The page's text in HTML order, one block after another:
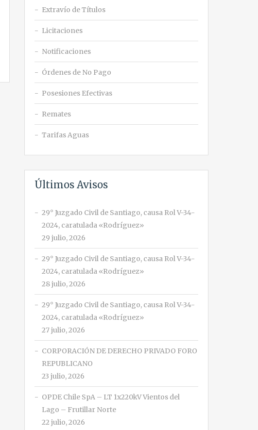
Extravío de Títulos
Licitaciones
Notificaciones
Órdenes de No Pago
Posesiones Efectivas
Remates
Tarifas Aguas
Últimos Avisos
29° Juzgado Civil de Santiago, causa Rol V-34-
2024, caratulada «Rodríguez»
29 julio, 2026
29° Juzgado Civil de Santiago, causa Rol V-34-
2024, caratulada «Rodríguez»
28 julio, 2026
29° Juzgado Civil de Santiago, causa Rol V-34-
2024, caratulada «Rodríguez»
27 julio, 2026
CORPORACIÓN DE DERECHO PRIVADO FORO
REPUBLICANO
23 julio, 2026
OPDE Chile SpA – LT 1x220kV Vientos del
Lago – Frutillar Norte
22 julio, 2026